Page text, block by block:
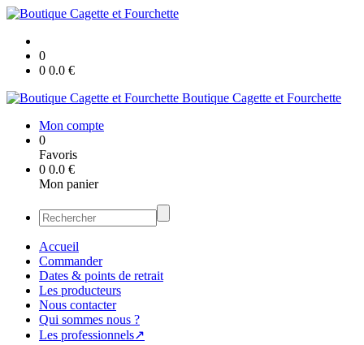
0
0 0.0 €
Boutique Cagette et Fourchette
Mon compte
0
Favoris
0 0.0 €
Mon panier
Accueil
Commander
Dates & points de retrait
Les producteurs
Nous contacter
Qui sommes nous ?
Les professionnels↗